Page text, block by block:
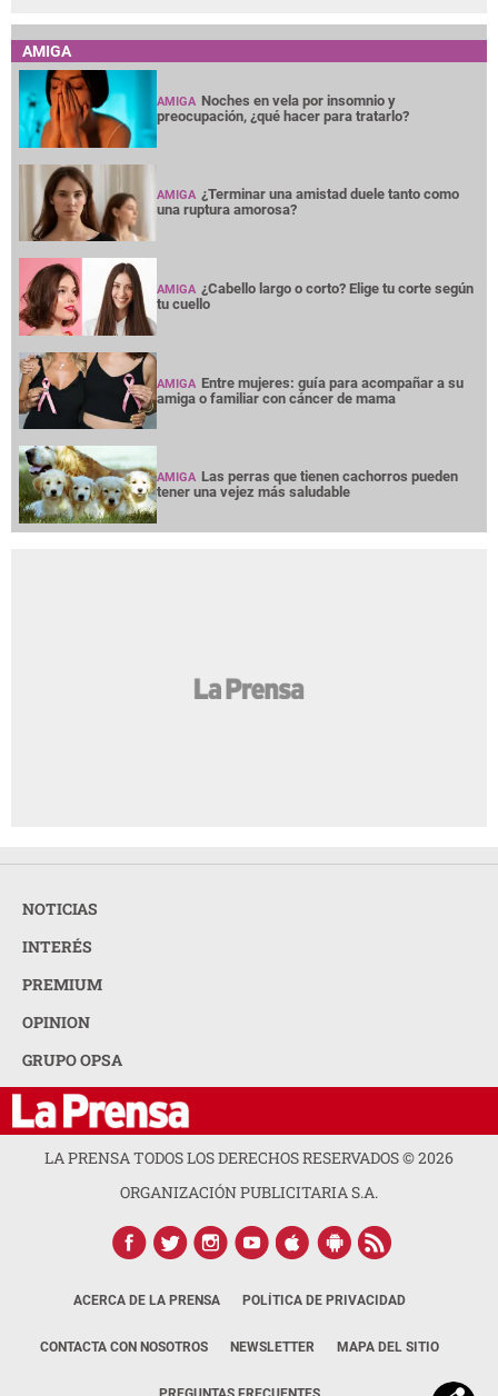
AMIGA
AMIGA Noches en vela por insomnio y
preocupación, ¿qué hacer para tratarlo?
AMIGA ¿Terminar una amistad duele tanto como
una ruptura amorosa?
AMIGA ¿Cabello largo o corto? Elige tu corte según
tu cuello
AMIGA Entre mujeres: guía para acompañar a su
amiga o familiar con cáncer de mama
AMIGA Las perras que tienen cachorros pueden
tener una vejez más saludable
NOTICIAS
INTERÉS
PREMIUM
OPINION
GRUPO OPSA
LA PRENSA TODOS LOS DERECHOS RESERVADOS ©2026
ORGANIZACIÓN PUBLICITARIA S.A.
ACERCA DE LA PRENSA POLÍTICA DE PRIVACIDAD
CONTACTA CON NOSOTROS NEWSLETTER MAPA DEL SITIO